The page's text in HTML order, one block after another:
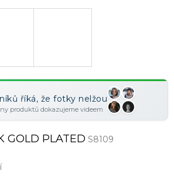
říká, že fotky nelžou
produktů dokazujeme videem
GOLD PLATED S8109